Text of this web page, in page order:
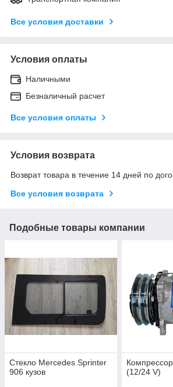
Все условия доставки
Условия оплаты
Наличными
Безналичный расчет
Все условия оплаты
Условия возврата
Возврат товара в течение 14 дней по
Все условия возврата
Подобные товары компании
Стекло Mercedes Sprinter
906 кузов
(12/24 V)